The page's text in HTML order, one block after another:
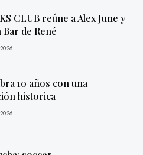
CLUB reúne a Alex June y
de René
10 años con una
historica